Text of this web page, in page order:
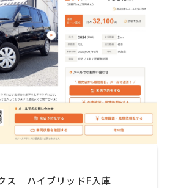
ス ハイブリッドF入庫